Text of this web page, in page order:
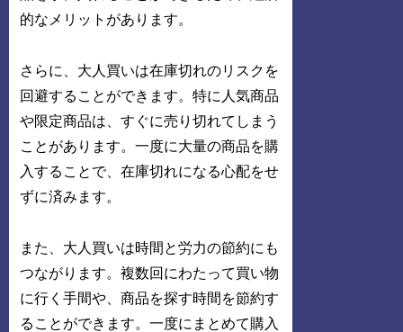
的なメリットがあります。
さらに、大人買いは在庫切れのリスクを
回避することができます。特に人気商品
や限定商品は、すぐに売り切れてしまう
ことがあります。一度に大量の商品を購
入することで、在庫切れになる心配をせ
ずに済みます。
また、大人買いは時間と労力の節約にも
つながります。複数回にわたって買い物
に行く手間や、商品を探す時間を節約す
ることができます。一度にまとめて購入